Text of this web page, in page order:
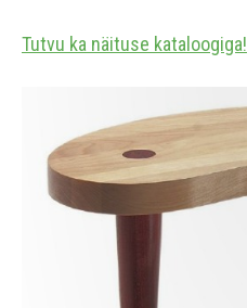
Tutvu ka näituse kataloogiga!